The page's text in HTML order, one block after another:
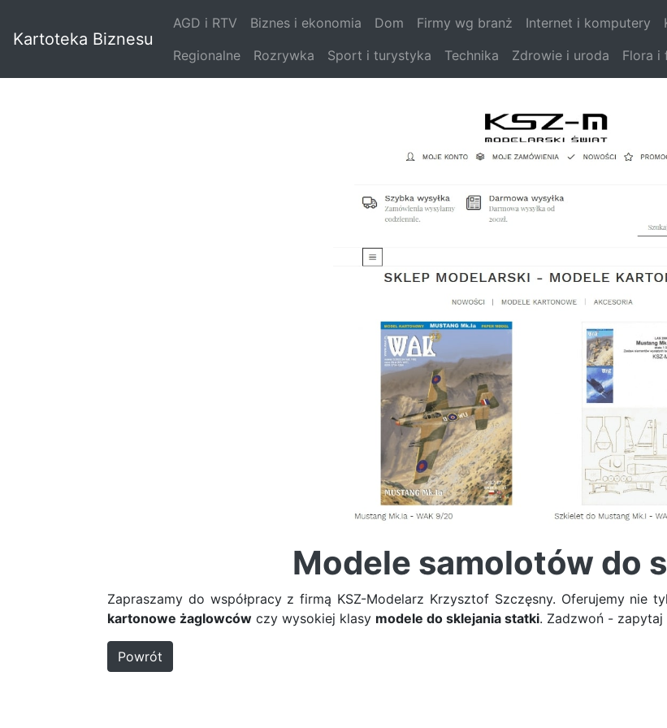
Kartoteka Biznesu
AGD i RTV Biznes i ekonomia Dom Firmy wg branż Internet i komputery
Regionalne
Rozrywka Sport i turystyka Technika Zdrowie i uroda Flora i
Modele samolotów do
Zapraszamy do współpracy z firmą KSZ-Modelarz Krzysztof Szczęsny. Oferujemy nie
kartonowe żaglowców czy wysokiej klasy modele do sklejania statki. Zadzwoń - zapytaj
Powrót